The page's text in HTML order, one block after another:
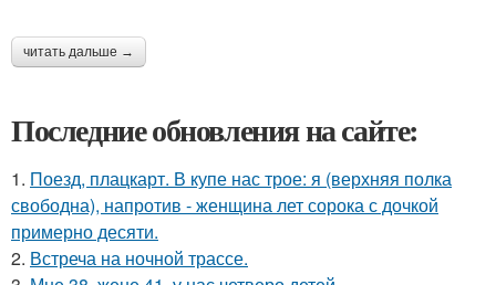
читать дальше →
Последние обновления на сайте:
1. Поезд, плацкарт. В купе нас трое: я (верхняя полка
свободна), напротив - женщина лет сорока с дочкой
примерно десяти.
2. Встреча на ночной трассе.